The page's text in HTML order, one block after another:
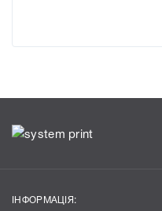
ІНФОРМАЦІЯ: